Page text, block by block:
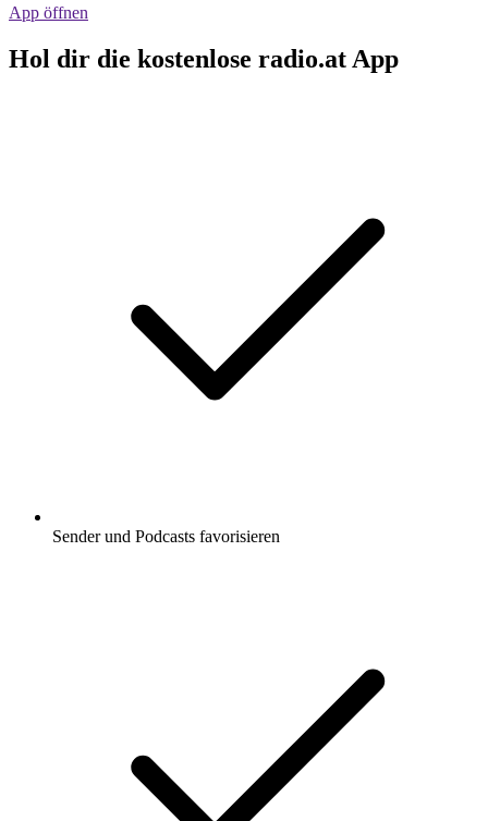
App öffnen
Hol dir die kostenlose radio.at App
Sender und Podcasts favorisieren